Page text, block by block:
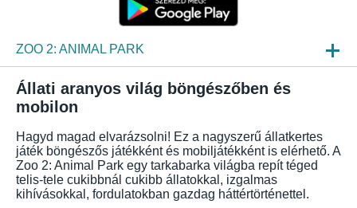
ZOO 2: ANIMAL PARK
HIREK
BEPILLANTÁS
GYIK
Állati aranyos világ böngészőben és
mobilon
Hagyd magad elvarázsolni! Ez a nagyszerű állatkertes
játék böngészős játékként és mobiljátékként is elérhető. A
Zoo 2: Animal Park egy tarkabarka világba repít téged
telis-tele cukibbnál cukibb állatokkal, izgalmas
kihívásokkal, fordulatokban gazdag háttértörténettel.